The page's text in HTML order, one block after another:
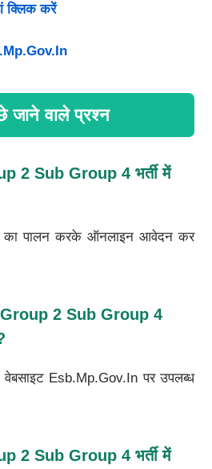
क्लिक करें
वाले प्रश्न
2 Sub Group 4 भर्ती में
का पालन करके ऑनलाइन आवेदन कर
2 Sub Group 4
वेबसाइट Esb.mp.gov.in पर उपलब्ध
2 Sub Group 4 भर्ती में